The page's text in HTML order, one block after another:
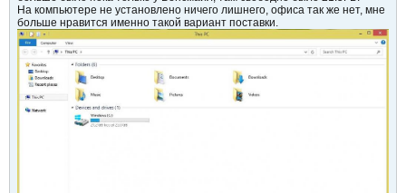
На компьютере не установлено ничего лишнего, офиса так же нет, мне
больше нравится именно такой вариант поставки.